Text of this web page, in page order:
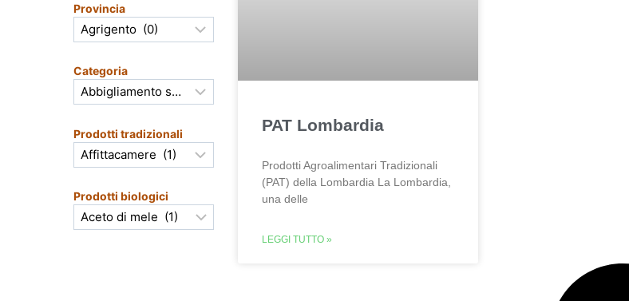
Provincia
Categoria
Prodotti tradizionali
Prodotti biologici
PAT Lombardia
Prodotti Agroalimentari Tradizionali
(PAT) della Lombardia La Lombardia,
una delle
LEGGI TUTTO »